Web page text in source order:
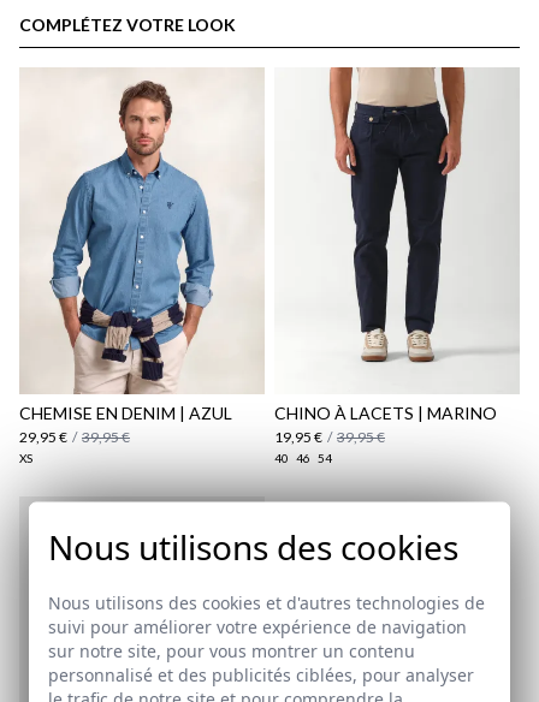
Politique d'expédition ici
ici
COMPLÉTEZ VOTRE LOOK
CHEMISE EN DENIM | AZUL
29,95 € / 39,95 €
XS
CHINO À LACETS | MARINO
19,95 € / 39,95 €
40 46 54
Nous utilisons des cookies
Nous utilisons des cookies et d'autres technologies de
suivi pour améliorer votre expérience de navigation
sur notre site, pour vous montrer un contenu
personnalisé et des publicités ciblées, pour analyser